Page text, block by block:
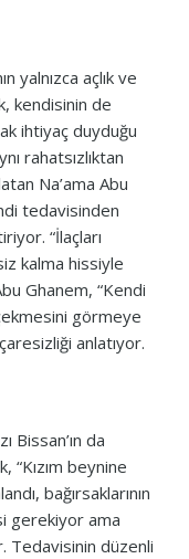
yalnızca açlık ve
kendisinin de
ihtiyaç duyduğu
rahatsızlıktan
Na’ama Abu
tedavisinden
“İlaçları
kalma hissiyle
Ghanem, “Kendi
görmeye
anlatıyor.
Bissan’ın da
“Kızım beynine
bağırsaklarının
gerekiyor ama
Tedavisinin düzenli